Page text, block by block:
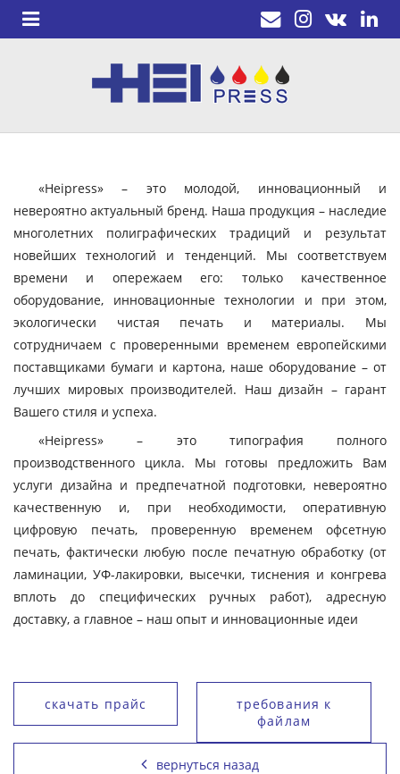
«Heipress» – это молодой, инновационный и
невероятно актуальный бренд. Наша продукция – наследие
многолетних полиграфических традиций и результат
новейших технологий и тенденций. Мы соответствуем
времени и опережаем его: только качественное
оборудование, инновационные технологии и при этом,
экологически чистая печать и материалы. Мы
сотрудничаем с проверенными временем европейскими
поставщиками бумаги и картона, наше оборудование – от
лучших мировых производителей. Наш дизайн – гарант
Вашего стиля и успеха.
«Heipress» – это типография полного
производственного цикла. Мы готовы предложить Вам
услуги дизайна и предпечатной подготовки, невероятно
качественную и, при необходимости, оперативную
цифровую печать, проверенную временем офсетную
печать, фактически любую после печатную обработку (от
ламинации, УФ-лакировки, высечки, тиснения и конгрева
вплоть до специфических ручных работ), адресную
доставку, а главное – наш опыт и инновационные идеи
скачать прайс
требования к
файлам
вернуться назад